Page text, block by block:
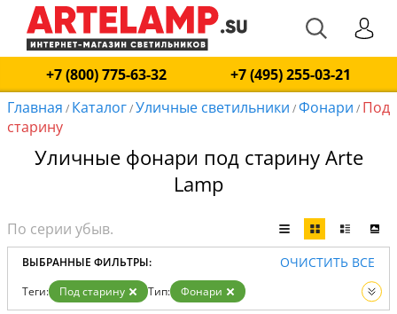
+7 (800) 775-63-32
+7 (495) 255-03-21
Главная / Каталог/Уличные светильники /Фонари / Под
старину
Уличные фонари под старину Arte
Lamp
ВЫБРАННЫЕ ФИЛЬТРЫ: ОЧИСТИТЬ ВСЕ
Теги: Под старину Тип:
Фонари